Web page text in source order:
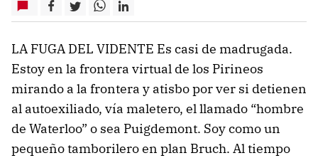
LA FUGA DEL VIDENTE Es casi de madrugada.
Estoy en la frontera virtual de los Pirineos
mirando a la frontera y atisbo por ver si detienen
al autoexiliado, vía maletero, el llamado “hombre
de Waterloo” o sea Puigdemont. Soy como un
pequeño tamborilero en plan Bruch. Al tiempo